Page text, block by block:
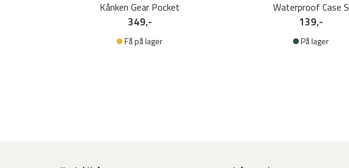
Kånken Gear Pocket
349,-
Få på lager
Waterproof Case S
139,-
På lager